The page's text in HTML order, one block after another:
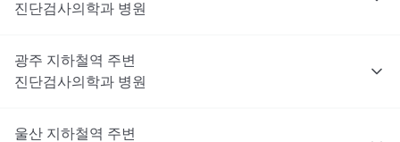
진단검사의학과 병원
광주 지하철역 주변
진단검사의학과 병원
울산 지하철역 주변